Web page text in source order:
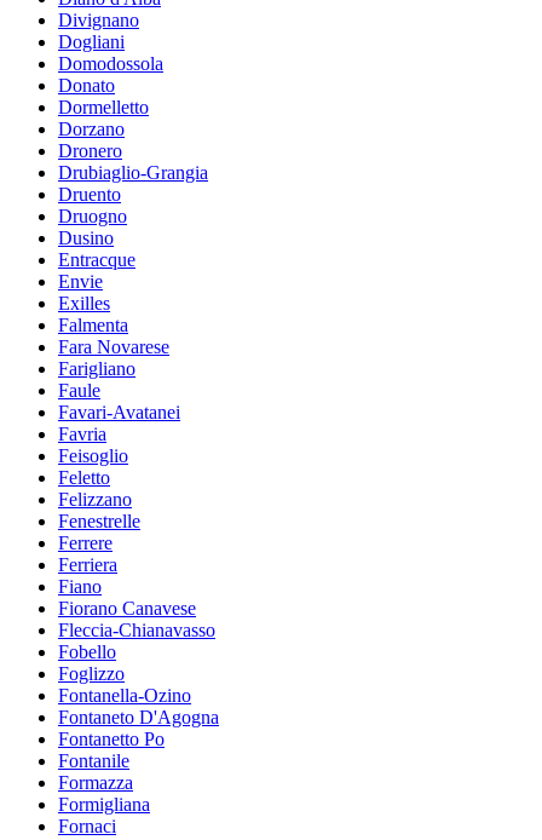
Divignano
Dogliani
Domodossola
Donato
Dormelletto
Dorzano
Dronero
Drubiaglio-Grangia
Druento
Druogno
Dusino
Entracque
Envie
Exilles
Falmenta
Fara Novarese
Farigliano
Faule
Favari-Avatanei
Favria
Feisoglio
Feletto
Felizzano
Fenestrelle
Ferrere
Ferriera
Fiano
Fiorano Canavese
Fleccia-Chianavasso
Fobello
Foglizzo
Fontanella-Ozino
Fontaneto D'Agogna
Fontanetto Po
Fontanile
Formazza
Formigliana
Fornaci